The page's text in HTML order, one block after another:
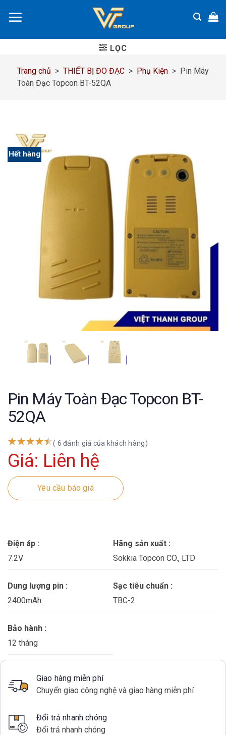
đến
dung
LỌC
Trang chủ > THIẾT BỊ ĐO ĐẠC > Phụ Kiện > Pin Máy
Toàn Đạc Topcon BT-52QA
Hết hàng
Pin Máy Toàn Đạc Topcon BT-
52QA
( 6 đánh giá của khách hàng)
Giá: Liên hệ
Yêu cầu báo giá
Điện áp :
7.2V
Hãng sản xuất :
Sokkia Topcon CO., LTD
Dung lượng pin :
2400mAh
Sạc tiêu chuẩn :
TBC-2
Bảo hành :
12 tháng
Giao hàng miễn phí
Chuyển giao công nghệ và giao hàng miễn phí
Đổi trả nhanh chóng
Đổi trả nhanh chóng